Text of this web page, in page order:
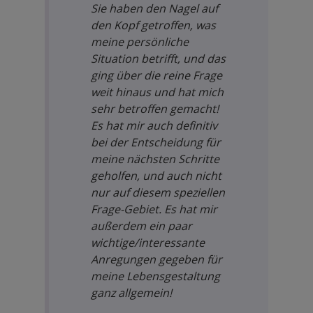
Sie haben den Nagel auf
den Kopf getroffen, was
meine persönliche
Situation betrifft, und das
ging über die reine Frage
weit hinaus und hat mich
sehr betroffen gemacht!
Es hat mir auch definitiv
bei der Entscheidung für
meine nächsten Schritte
geholfen, und auch nicht
nur auf diesem speziellen
Frage-Gebiet. Es hat mir
außerdem ein paar
wichtige/interessante
Anregungen gegeben für
meine Lebensgestaltung
ganz allgemein!